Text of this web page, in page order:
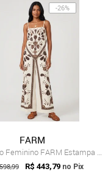
-26%
FARM
Macacão Feminino FARM Estampa Floral Off White
R$ 443,79 no Pix